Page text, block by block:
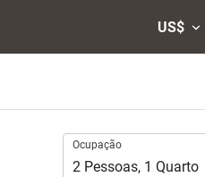
US$
Ocupação
Ocupação
2 Pessoas, 1 Quarto